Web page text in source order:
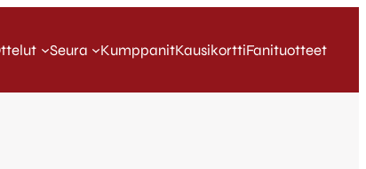
Seura KumppanitKausikorttiFanituotteet